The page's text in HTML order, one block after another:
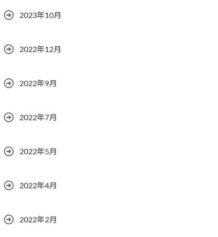
2023年10月
2022年12月
2022年9月
2022年7月
2022年5月
2022年4月
2022年2月